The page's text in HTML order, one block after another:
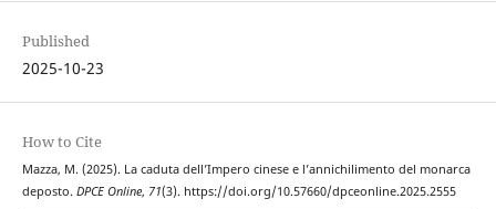
Published
2025-10-23
How to Cite
Mazza, M. (2025). La caduta dell’Impero cinese e l’annichilimento del monarca
deposto. DPCE Online, 71(3). https://doi.org/10.57660/dpceonline.2025.2555